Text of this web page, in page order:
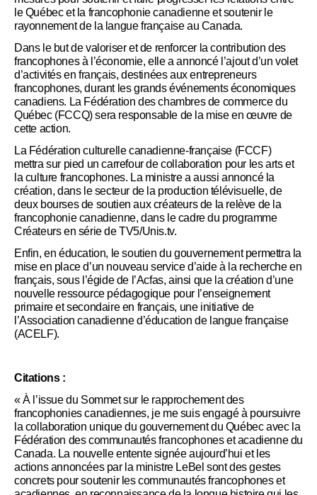
le Québec et la francophonie canadienne et soutenir le
rayonnement de la langue française au Canada.
Dans le but de valoriser et de renforcer la contribution des
francophones à l’économie, elle a annoncé l’ajout d’un volet
d’activités en français, destinées aux entrepreneurs
francophones, durant les grands événements économiques
canadiens. La Fédération des chambres de commerce du
Québec (FCCQ) sera responsable de la mise en œuvre de
cette action.
La Fédération culturelle canadienne-française (FCCF)
mettra sur pied un carrefour de collaboration pour les arts et
la culture francophones. La ministre a aussi annoncé la
création, dans le secteur de la production télévisuelle, de
deux bourses de soutien aux créateurs de la relève de la
francophonie canadienne, dans le cadre du programme
Créateurs en série de TV5/Unis.tv.
Enfin, en éducation, le soutien du gouvernement permettra la
mise en place d’un nouveau service d’aide à la recherche en
français, sous l’égide de l’Acfas, ainsi que la création d’une
nouvelle ressource pédagogique pour l’enseignement
primaire et secondaire en français, une initiative de
l’Association canadienne d’éducation de langue française
(ACELF).
Citations :
« À l’issue du Sommet sur le rapprochement des
francophonies canadiennes, je me suis engagé à poursuivre
la collaboration unique du gouvernement du Québec avec la
Fédération des communautés francophones et acadienne du
Canada. La nouvelle entente signée aujourd’hui et les
actions annoncées par la ministre LeBel sont des gestes
concrets pour soutenir les communautés francophones et